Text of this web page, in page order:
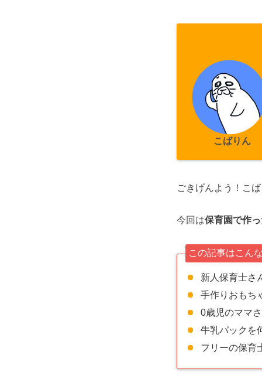
こばりん
ごきげんよう！こば
今回は保育園で作
この記事はこん
新人保育士さ
手作りおもち
0歳児のママ
牛乳パックを
フリーの保育